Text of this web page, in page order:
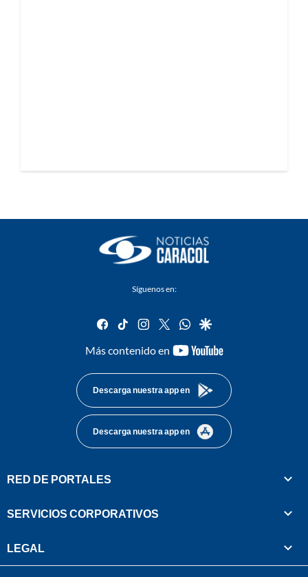
Síguenos en:
facebook
tiktok instagram
twitterwhatsapp
google
Más contenido en
youtube-
Descarga nuestra app en
Descarga nuestra app en
RED DE PORTALES
SERVICIOS CORPORATIVOS
LEGAL